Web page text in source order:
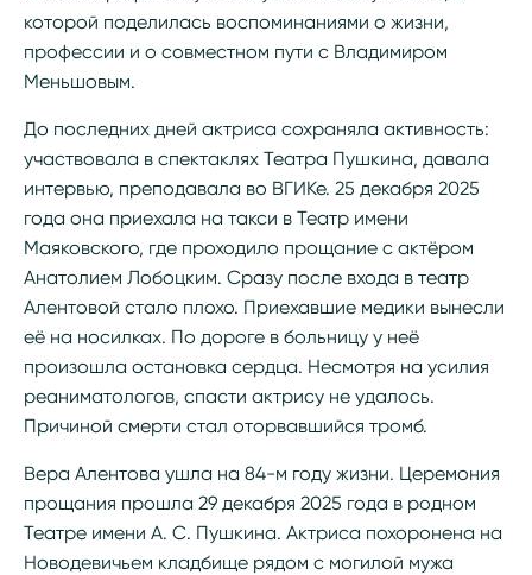
которой поделилась воспоминаниями о жизни,
профессии и о совместном пути с Владимиром
Меньшовым.
До последних дней актриса сохраняла активность:
участвовала в спектаклях Театра Пушкина, давала
интервью, преподавала во ВГИКе. 25 декабря 2025
года она приехала на такси в Театр имени
Маяковского, где проходило прощание с актёром
Анатолием Лобоцким. Сразу после входа в театр
Алентовой стало плохо. Приехавшие медики вынесли
её на носилках. По дороге в больницу у неё
произошла остановка сердца. Несмотря на усилия
реаниматологов, спасти актрису не удалось.
Причиной смерти стал оторвавшийся тромб.
Вера Алентова ушла на 84-м году жизни. Церемония
прощания прошла 29 декабря 2025 года в родном
Театре имени А. С. Пушкина. Актриса похоронена на
Новодевичьем кладбище рядом с могилой мужа